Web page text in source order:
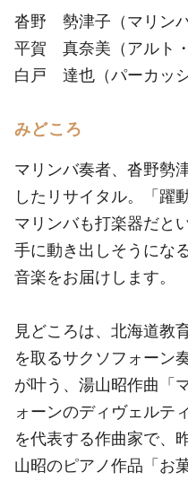
沓野 勢津子（マリンバ
平賀 真奈美（アルト・
白戸 達也（パーカッシ
みどころ
マリンバ奏者、沓野勢
したリサイタル。「躍
マリンバも打楽器だと
手に動き出しそうにな
音楽をお届けします。
見どころは、北海道教
を取るサクソフォーン
が叶う、湯山昭作曲「
ォーンのディヴェルテ
を代表する作曲家で、
山昭のピアノ作品「お